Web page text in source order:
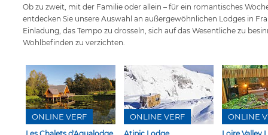
Ob zu zweit, mit der Familie oder allein – für ein romantisches
entdecken Sie unsere Auswahl an außergewöhnlichen Lodges in
Einladung, das Tempo zu drosseln, sich auf das Wesentliche zu
Wohlbefinden zu verzichten.
ONLINE VERF ONLINE VERF ONLINE